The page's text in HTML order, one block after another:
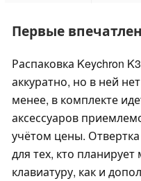
Первые
Распаковка Keychron
аккуратно, но в ней
менее, в комплекте
аксессуаров
учётом цены.
для тех, кто
клавиатуру, как и